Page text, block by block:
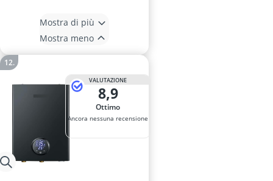
Mostra di più
Mostra meno
VALUTAZIONE
8,9
Ottimo
Ancora nessuna recensione